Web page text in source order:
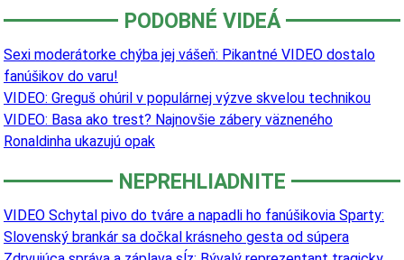
PODOBNÉ VIDEÁ
Sexi moderátorke chýba jej vášeň: Pikantné VIDEO dostalo
fanúšikov do varu!
VIDEO: Greguš ohúril v populárnej výzve skvelou technikou
VIDEO: Basa ako trest? Najnovšie zábery väzneného
Ronaldinha ukazujú opak
NEPREHLIADNITE
VIDEO Schytal pivo do tváre a napadli ho fanúšikovia Sparty:
Slovenský brankár sa dočkal krásneho gesta od súpera